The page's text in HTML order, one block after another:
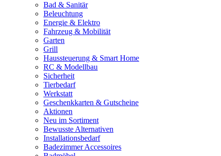
Bad & Sanitär
Beleuchtung
Energie & Elektro
Fahrzeug & Mobilität
Garten
Grill
Haussteuerung & Smart Home
RC & Modellbau
Sicherheit
Tierbedarf
Werkstatt
Geschenkkarten & Gutscheine
Aktionen
Neu im Sortiment
Bewusste Alternativen
Installationsbedarf
Badezimmer Accessoires